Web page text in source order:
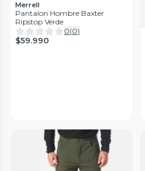
Merrell
Pantalon Hombre Baxter
Ripstop Verde
0(0)
$59.990